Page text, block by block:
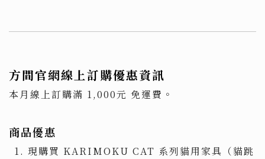
方間官網線上訂購優惠資訊
本月線上訂購滿 1,000元 免運費。
商品優惠
現購買 KARIMOKU CAT 系列貓用家具（貓跳